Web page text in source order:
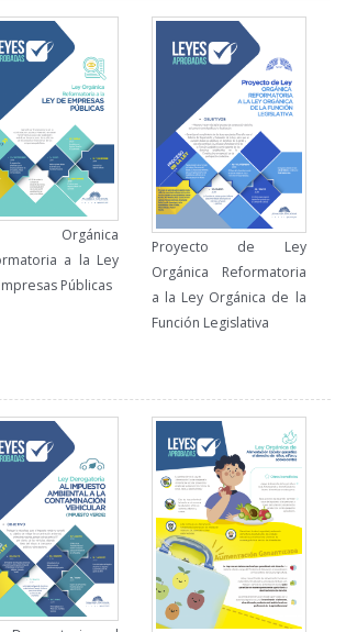
Orgánica
a la Ley
Públicas
Proyecto de Ley
Orgánica Reformatoria
a la Ley Orgánica de la
Función Legislativa